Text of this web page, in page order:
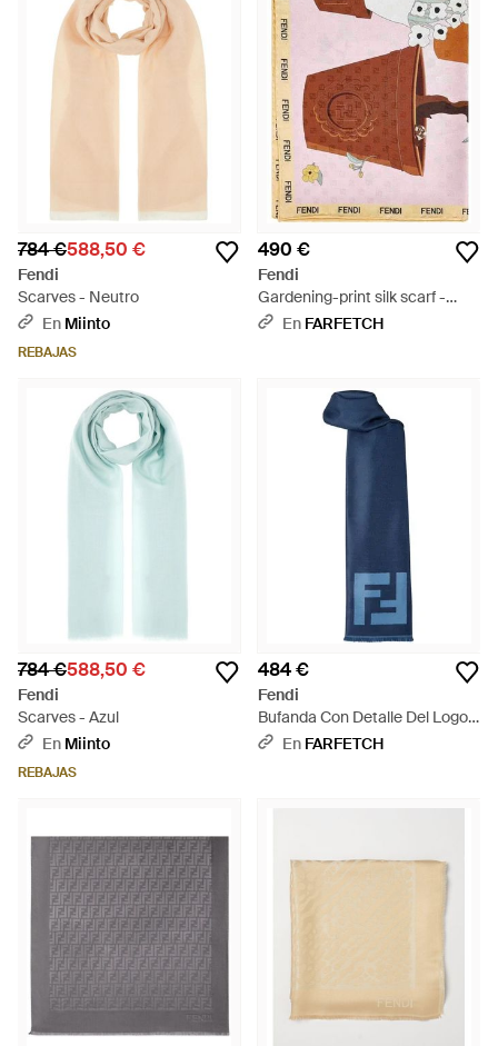
784 €588,50 €
Fendi
Scarves - Neutro
En Miinto
REBAJAS
490 €
Fendi
Gardening-print silk scarf -
Blanco
En FARFETCH
784 €588,50 €
Fendi
Scarves - Azul
En Miinto
REBAJAS
484 €
Fendi
Bufanda Con Detalle Del Logo -
AzulEn FARFETCH